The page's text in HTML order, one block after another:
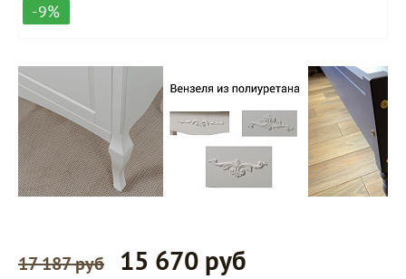
-9%
17 187 руб 15 670 руб